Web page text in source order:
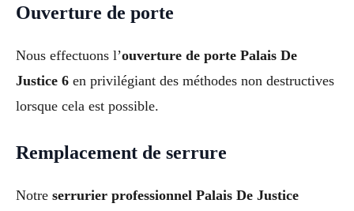
Ouverture de porte
Nous effectuons l’ouverture de porte Palais De
Justice 6 en privilégiant des méthodes non destructives
lorsque cela est possible.
Remplacement de serrure
Notre serrurier professionnel Palais De Justice